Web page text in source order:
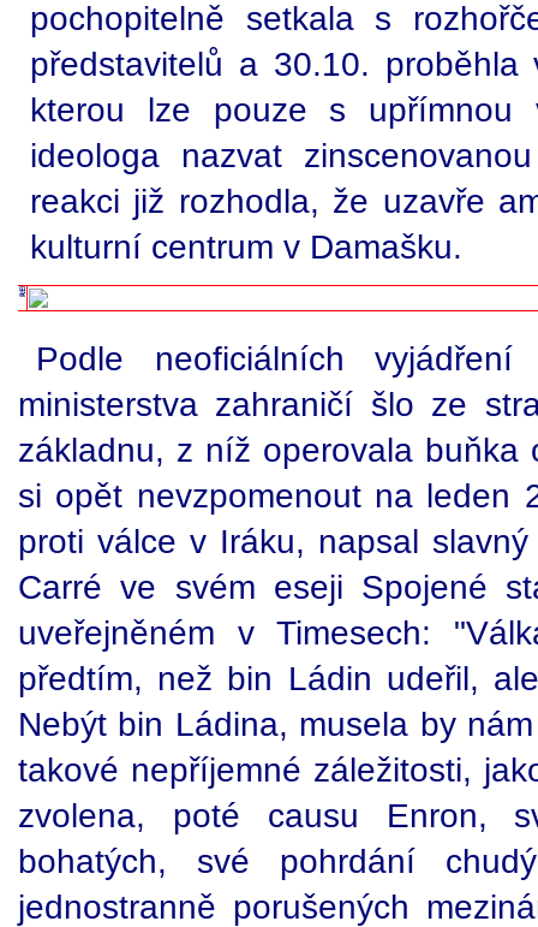
pochopitelně setkala s
představitelů a 30.10. proběhla
kterou lze pouze s upřímnou
ideologa nazvat
reakci již rozhodla, že uzavře
kulturní centrum v Damašku.
Podle neoficiálních vyjádření
ministerstva zahraničí šlo ze
základnu, z níž operovala buňka
si opět nevzpomenout na leden
proti válce v Iráku, napsal
Carré ve svém eseji Spojené
uveřejněném v Timesech:
předtím, než bin Ládin udeřil,
Nebýt bin Ládina, musela by
takové nepříjemné záležitosti,
zvolena, poté causu Enron,
bohatých, své pohrdání
jednostranně porušených